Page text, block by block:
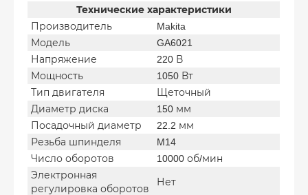
Технические характеристики
Производитель
Makita
Модель
GA6021
Напряжение
220 В
Мощность
1050 Вт
Тип двигателя
Щеточный
Диаметр диска
150 мм
Посадочный диаметр
22.2 мм
Резьба шпинделя
M14
Число оборотов
10000 об/мин
Электронная
регулировка оборотов
Нет